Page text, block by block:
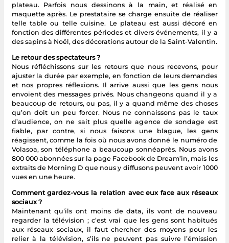
plateau. Parfois nous dessinons à la main, et réalisé en
maquette après. Le prestataire se charge ensuite de réaliser
telle table ou telle cuisine. Le plateau est aussi décoré en
fonction des différentes périodes et divers événements, il y a
des sapins à Noël, des décorations autour de la Saint-Valentin.
Le retour des spectateurs ?
Nous réfléchissons sur les retours que nous recevons, pour
ajuster la durée par exemple, en fonction de leurs demandes
et nos propres réflexions. Il arrive aussi que les gens nous
envoient des messages privés. Nous changeons quand il y a
beaucoup de retours, ou pas, il y a quand même des choses
qu’on doit un peu forcer. Nous ne connaissons pas le taux
d’audience, on ne sait plus quelle agence de sondage est
fiable, par contre, si nous faisons une blague, les gens
réagissent, comme la fois où nous avons donné le numéro de
Volasoa, son téléphone a beaucoup sonnéaprès. Nous avons
800 000 abonnées sur la page Facebook de Dream’in, mais les
extraits de Morning D que nous y diffusons peuvent avoir 1000
vues en une heure.
Comment gardez-vous la relation avec eux face aux réseaux
sociaux ?
Maintenant qu’ils ont moins de data, ils vont de nouveau
regarder la télévision ; c’est vrai que les gens sont habitués
aux réseaux sociaux, il faut chercher des moyens pour les
relier à la télévision, s’ils ne peuvent pas suivre l’émission